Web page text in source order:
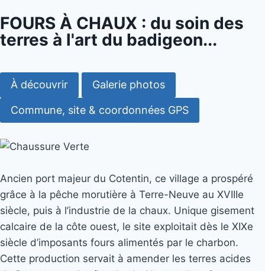
FOURS À CHAUX : du soin des
terres à l'art du badigeon...
À découvrir Galerie photos
Commune, site & coordonnées GPS
Ancien port majeur du Cotentin, ce village a prospéré
grâce à la pêche morutière à Terre-Neuve au XVIIIe
siècle, puis à l’industrie de la chaux. Unique gisement
calcaire de la côte ouest, le site exploitait dès le XIXe
siècle d’imposants fours alimentés par le charbon.
Cette production servait à amender les terres acides